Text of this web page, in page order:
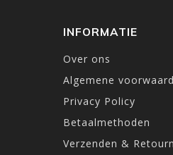
INFORMATIE
Over ons
Algemene
Privacy Policy
Betaalmethoden
Verzenden &